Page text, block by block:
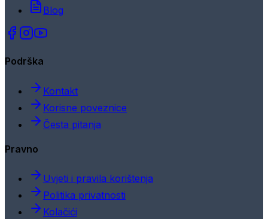
Blog
Podrška
Kontakt
Korisne poveznice
Česta pitanja
Pravno
Uvjeti i pravila korištenja
Politika privatnosti
Kolačići